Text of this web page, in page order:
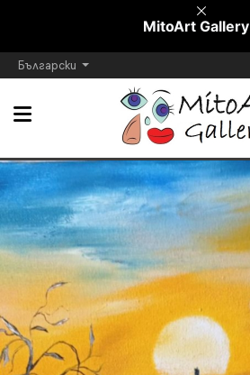
MitoArt Gallery
Български